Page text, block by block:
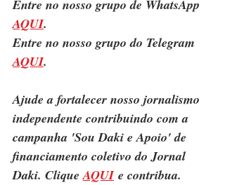
Entre no nosso grupo de WhatsApp
AQUI.
Entre no nosso grupo do Telegram
AQUI.
Ajude a fortalecer nosso jornalismo
independente contribuindo com a
campanha 'Sou Daki e Apoio' de
financiamento coletivo do Jornal
Daki. Clique AQUI e contribua.